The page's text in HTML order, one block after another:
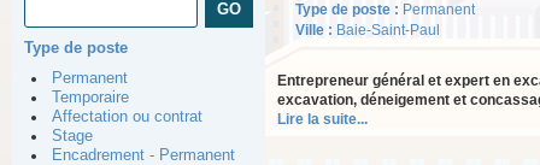
Type de poste
Permanent
Temporaire
Affectation ou contrat
Stage
Encadrement - Permanent
Type de poste : Permanent
Ville : Baie-Saint-Paul
Entrepreneur général et expert en
excavation, déneigement et
Lire la suite...